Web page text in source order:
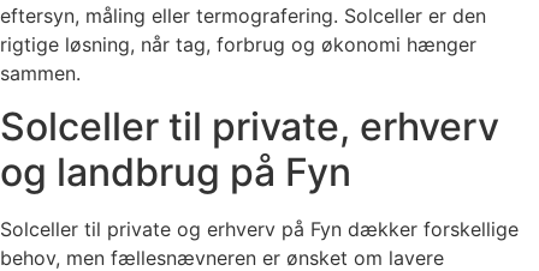
eftersyn, måling eller termografering. Solceller er den
rigtige løsning, når tag, forbrug og økonomi hænger
sammen.
Solceller til private, erhverv
og landbrug på Fyn
Solceller til private og erhverv på Fyn dækker forskellige
behov, men fællesnævneren er ønsket om lavere